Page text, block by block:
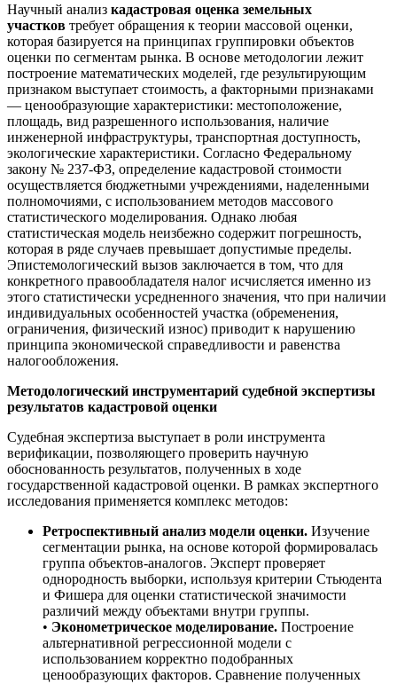
Научный анализ кадастровая оценка земельных
участков требует обращения к теории массовой оценки,
которая базируется на принципах группировки объектов
оценки по сегментам рынка. В основе методологии лежит
построение математических моделей, где результирующим
признаком выступает стоимость, а факторными признаками
— ценообразующие характеристики: местоположение,
площадь, вид разрешенного использования, наличие
инженерной инфраструктуры, транспортная доступность,
экологические характеристики. Согласно Федеральному
закону № 237-ФЗ, определение кадастровой стоимости
осуществляется бюджетными учреждениями, наделенными
полномочиями, с использованием методов массового
статистического моделирования. Однако любая
статистическая модель неизбежно содержит погрешность,
которая в ряде случаев превышает допустимые пределы.
Эпистемологический вызов заключается в том, что для
конкретного правообладателя налог исчисляется именно из
этого статистически усредненного значения, что при наличии
индивидуальных особенностей участка (обременения,
ограничения, физический износ) приводит к нарушению
принципа экономической справедливости и равенства
налогообложения.
Методологический инструментарий судебной экспертизы
результатов кадастровой оценки
Судебная экспертиза выступает в роли инструмента
верификации, позволяющего проверить научную
обоснованность результатов, полученных в ходе
государственной кадастровой оценки. В рамках экспертного
исследования применяется комплекс методов:
Ретроспективный анализ модели оценки. Изучение
сегментации рынка, на основе которой формировалась
группа объектов-аналогов. Эксперт проверяет
однородность выборки, используя критерии Стьюдента
и Фишера для оценки статистической значимости
различий между объектами внутри группы.
• Эконометрическое моделирование. Построение
альтернативной регрессионной модели с
использованием корректно подобранных
ценообразующих факторов. Сравнение полученных